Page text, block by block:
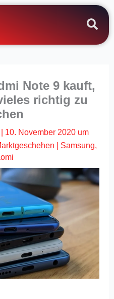
Note 9 kauft,
richtig zu
10. November 2020 um
Samsung,